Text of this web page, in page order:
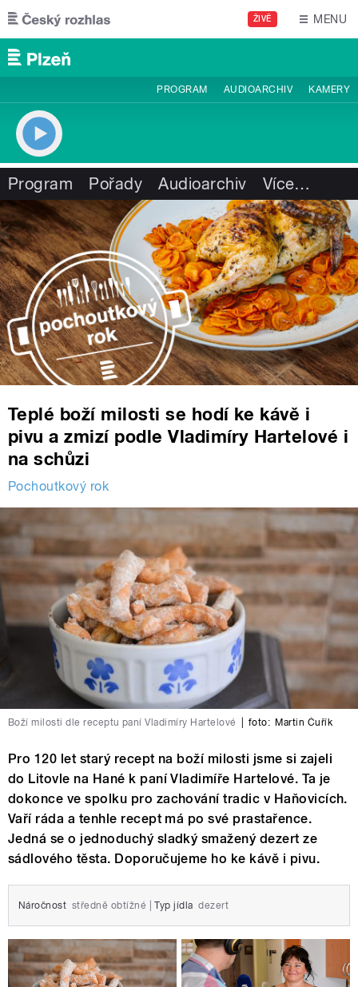
Přejít k hlavnímu obsahu
ŽIVĚ MENU
PROGRAM AUDIOARCHIV KAMERY
Program Pořady Audioarchiv Více…
Teplé boží milosti se hodí ke kávě i
pivu a zmizí podle Vladimíry Hartelové i
na schůzi
Pochoutkový rok
Boží milosti dle receptu paní Vladimíry Hartelové foto: Martin Čuřík
Pro 120 let starý recept na boží milosti jsme si zajeli
do Litovle na Hané k paní Vladimíře Hartelové. Ta je
dokonce ve spolku pro zachování tradic v Haňovicích.
Vaří ráda a tenhle recept má po své prastařence.
Jedná se o jednoduchý sladký smažený dezert ze
sádlového těsta. Doporučujeme ho ke kávě i pivu.
Náročnost středně obtížné Typ jídla dezert